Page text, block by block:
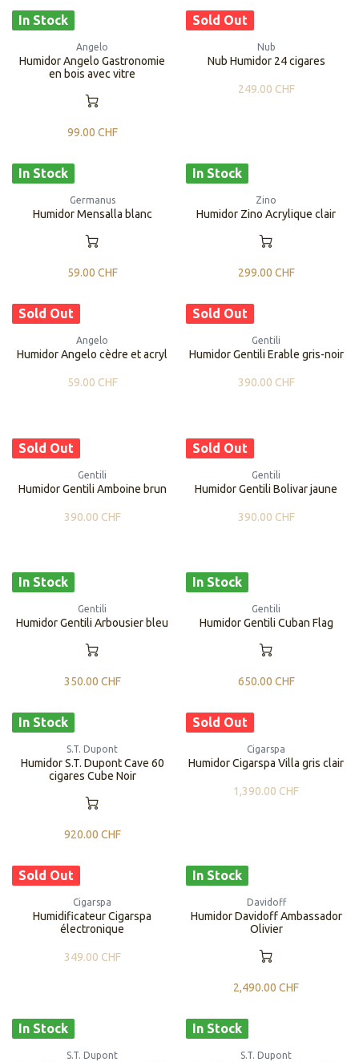
In Stock
Angelo
Humidor Angelo Gastronomie
en bois avec vitre
99.00 CHF
Sold Out
Nub
Nub Humidor 24 cigares
249.00 CHF
In Stock
Germanus
Humidor Mensalla blanc
59.00 CHF
In Stock
Zino
Humidor Zino Acrylique clair
299.00 CHF
Sold Out
Angelo
Humidor Angelo cèdre et acryl
59.00 CHF
Sold Out
Gentili
​​Humidor Gentili Erable gris-noir
390.00 CHF
Sold Out
Gentili
​​Humidor Gentili Amboine brun
390.00 CHF
Sold Out
Gentili
​​Humidor Gentili Bolivar jaune
390.00 CHF
In Stock
Gentili
​​Humidor Gentili Arbousier bleu
350.00 CHF
In Stock
Gentili
​​Humidor Gentili Cuban Flag
650.00 CHF
In Stock
S.T. Dupont
Humidor S.T. Dupont Cave 60
cigares Cube Noir
920.00 CHF
Sold Out
Cigarspa
​​Humidor Cigarspa Villa gris clair
1,390.00 CHF
Sold Out
Cigarspa
​​Humidificateur Cigarspa
électronique
349.00 CHF
In Stock
Davidoff
Humidor Davidoff Ambassador
Olivier
2,490.00 CHF
In Stock
S.T. Dupont
In Stock
S.T. Dupont